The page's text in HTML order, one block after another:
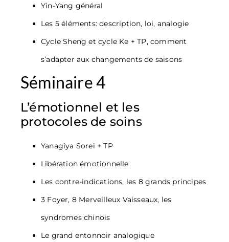
Yin-Yang général
Les 5 éléments: description, loi, analogie
Cycle Sheng et cycle Ke + TP, comment
s’adapter aux changements de saisons
Séminaire 4
L’émotionnel et les
protocoles de soins
Yanagiya Sorei + TP
Libération émotionnelle
Les contre-indications, les 8 grands principes
3 Foyer, 8 Merveilleux Vaisseaux, les
syndromes chinois
Le grand entonnoir analogique